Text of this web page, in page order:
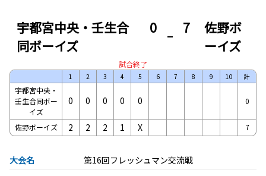
宇都宮中央・壬生合
同ボーイズ
0
佐野ボ
ーイズ
7
試合終了
1 2 3 4 5 6 7 8 9 10 計
宇都宮中央・
壬生合同ボー
イズ
0 0 0 0 0 0
佐野ボーイズ 2 2 2 1 X 7
大会名
第16回フレッシュマン交流戦